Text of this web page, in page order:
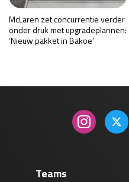
McLaren zet concurrentie verder
onder druk met upgradeplannen:
‘Nieuw pakket in Bakoe’
Teams